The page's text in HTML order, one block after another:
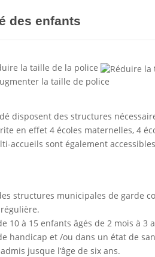
des enfants
la taille de la police
disposent des structures
en effet 4 écoles maternelles, 4
accueils sont également
structures municipales de garde
10 à 15 enfants âgés de 2 mois à 3
handicap et /ou dans un état de
jusque l’âge de six ans.